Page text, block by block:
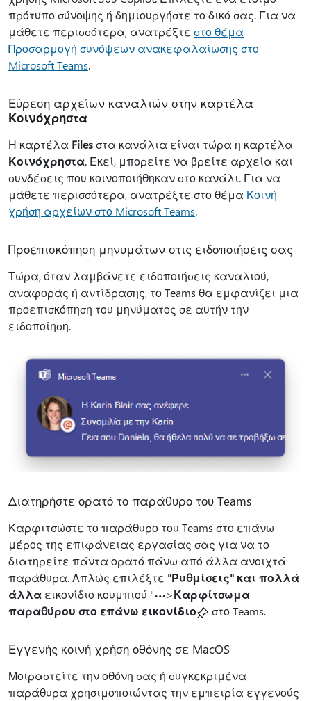
πρότυπο σύνοψης ή δημιουργήστε το δικό σας. Για να
μάθετε περισσότερα, ανατρέξτε στο θέμα
Προσαρμογή συνόψεων ανακεφαλαίωσης στο
Microsoft Teams.
Εύρεση αρχείων καναλιών στην καρτέλα
Κοινόχρηστα
Η καρτέλα Filesστα κανάλια είναι τώρα η καρτέλα
Κοινόχρηστα. Εκεί, μπορείτε να βρείτε αρχεία και
συνδέσεις που κοινοποιήθηκαν στο κανάλι. Για να
μάθετε περισσότερα, ανατρέξτε στο θέμα Κοινή
χρήση αρχείων στο Microsoft Teams.
Προεπισκόπηση μηνυμάτων στις ειδοποιήσεις σας
Τώρα, όταν λαμβάνετε ειδοποιήσεις καναλιού,
αναφοράς ή αντίδρασης, το Teams θα εμφανίζει μια
προεπισκόπηση του μηνύματος σε αυτήν την
ειδοποίηση.
Διατηρήστε ορατό το παράθυρο του Teams
Καρφιτσώστε το παράθυρο του Teams στο επάνω
μέρος της επιφάνειας εργασίας σας για να το
διατηρείτε πάντα ορατό πάνω από άλλα ανοιχτά
παράθυρα. Απλώς επιλέξτε "Ρυθμίσεις" και πολλά
άλλα εικονίδιο κουμπιού " >Καρφίτσωμα
παραθύρου στο επάνω εικονίδιο
στο Teams.
Εγγενής κοινή χρήση οθόνης σε MacOS
Μοιραστείτε την οθόνη σας ή συγκεκριμένα
παράθυρα χρησιμοποιώντας την εμπειρία εγγενούς